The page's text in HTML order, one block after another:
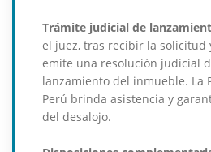
Trámite judicial de
el juez, tras recibir la solicitud
emite una resolución judicial
lanzamiento del inmueble. La
Perú brinda asistencia y
del desalojo.